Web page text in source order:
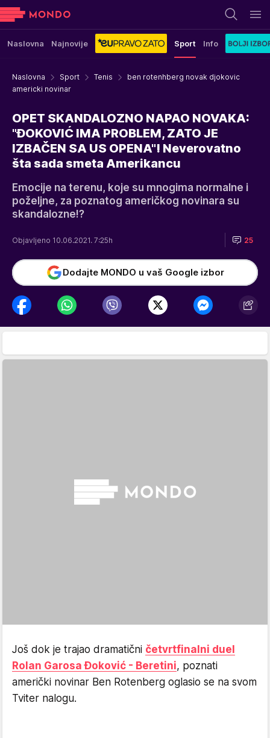
Naslovna Najnovije Sport Info
Naslovna Sport Tenis
ben rotenhberg novak djokovic
americki novinar
OPET SKANDALOZNO NAPAO NOVAKA:
"ĐOKOVIĆ IMA PROBLEM, ZATO JE
IZBAČEN SA US OPENA"! Neverovatno
šta sada smeta Amerikancu
Emocije na terenu, koje su mnogima normalne i
poželjne, za poznatog američkog novinara su
skandalozne!?
Objavljeno 10.06.2021. 7:25h 25
Dodajte MONDO u vaš Google izbor
Još dok je trajao dramatični četvrtfinalni duel
Rolan Garosa Đoković - Beretini, poznati
američki novinar Ben Rotenberg oglasio se na svom
Tviter nalogu.